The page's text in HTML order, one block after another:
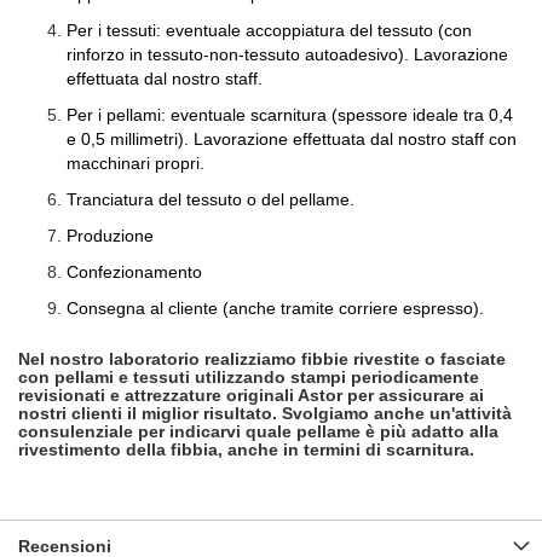
Per i tessuti: eventuale accoppiatura del tessuto (con
rinforzo in tessuto-non-tessuto autoadesivo). Lavorazione
effettuata dal nostro staff.
Per i pellami: eventuale scarnitura (spessore ideale tra 0,4
e 0,5 millimetri). Lavorazione effettuata dal nostro staff con
macchinari propri.
Tranciatura del tessuto o del pellame.
Produzione
Confezionamento
Consegna al cliente (anche tramite corriere espresso).
Nel nostro laboratorio realizziamo fibbie rivestite o fasciate
con pellami e tessuti utilizzando stampi periodicamente
revisionati e attrezzature originali Astor per assicurare ai
nostri clienti il miglior risultato. Svolgiamo anche un'attività
consulenziale per indicarvi quale pellame è più adatto alla
rivestimento della fibbia, anche in termini di scarnitura.
Recensioni